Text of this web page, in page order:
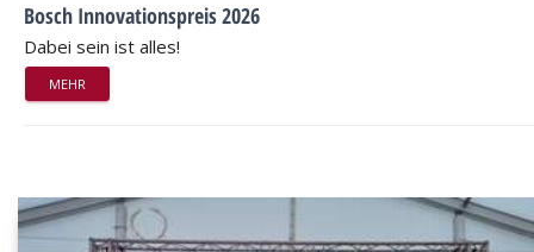
Bosch Innovationspreis 2026
Dabei sein ist alles!
MEHR